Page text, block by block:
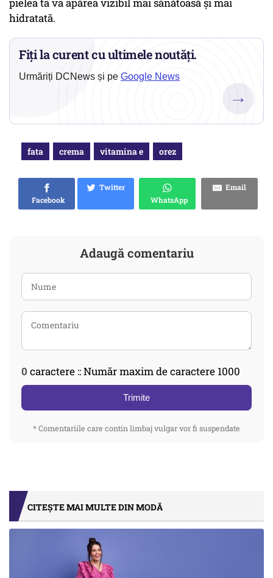
pielea ta va apărea vizibil mai sănătoasă și mai
hidratată.
Fiți la curent cu ultimele noutăți.
Urmăriți DCNews și pe Google News
→
fata crema vitamina e orez
Facebook
Twitter
WhatsApp
Email
Adaugă comentariu
0 caractere :: Număr maxim de caractere 1000
Trimite
* Comentariile care contin limbaj vulgar vor fi suspendate
CITEȘTE MAI MULTE DIN MODĂ